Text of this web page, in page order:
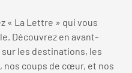
« La Lettre » qui vous
Découvrez en avant-
les destinations, les
nos coups de cœur, et nos